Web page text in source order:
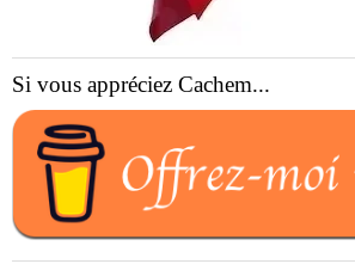
Si vous appréciez Cachem...